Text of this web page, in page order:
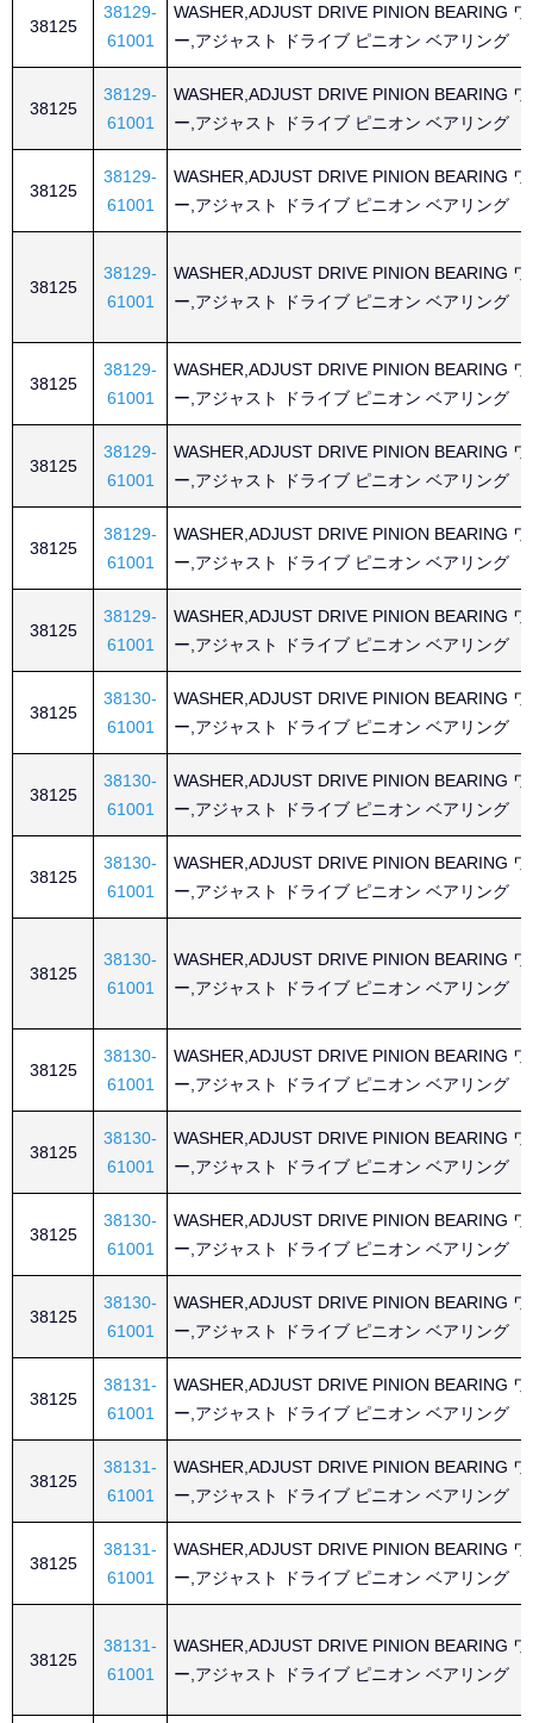
38125
38129-
61001
WASHER,ADJUST DRIVE PINION BEARING
ー,アジャスト ドライブ ピニオン ベアリング
38125
38129-
61001
WASHER,ADJUST DRIVE PINION BEARING
ー,アジャスト ドライブ ピニオン ベアリング
38125
38129-
61001
WASHER,ADJUST DRIVE PINION BEARING
ー,アジャスト ドライブ ピニオン ベアリング
38125
38129-
61001
WASHER,ADJUST DRIVE PINION BEARING
ー,アジャスト ドライブ ピニオン ベアリング
38125
38129-
61001
WASHER,ADJUST DRIVE PINION BEARING
ー,アジャスト ドライブ ピニオン ベアリング
38125
38129-
61001
WASHER,ADJUST DRIVE PINION BEARING
ー,アジャスト ドライブ ピニオン ベアリング
38125
38129-
61001
WASHER,ADJUST DRIVE PINION BEARING
ー,アジャスト ドライブ ピニオン ベアリング
38125
38129-
61001
WASHER,ADJUST DRIVE PINION BEARING
ー,アジャスト ドライブ ピニオン ベアリング
38125
38130-
61001
WASHER,ADJUST DRIVE PINION BEARING
ー,アジャスト ドライブ ピニオン ベアリング
38125
38130-
61001
WASHER,ADJUST DRIVE PINION BEARING
ー,アジャスト ドライブ ピニオン ベアリング
38125
38130-
61001
WASHER,ADJUST DRIVE PINION BEARING
ー,アジャスト ドライブ ピニオン ベアリング
38125
38130-
61001
WASHER,ADJUST DRIVE PINION BEARING
ー,アジャスト ドライブ ピニオン ベアリング
38125
38130-
61001
WASHER,ADJUST DRIVE PINION BEARING
ー,アジャスト ドライブ ピニオン ベアリング
38125
38130-
61001
WASHER,ADJUST DRIVE PINION BEARING
ー,アジャスト ドライブ ピニオン ベアリング
38125
38130-
61001
WASHER,ADJUST DRIVE PINION BEARING
ー,アジャスト ドライブ ピニオン ベアリング
38125
38130-
61001
WASHER,ADJUST DRIVE PINION BEARING
ー,アジャスト ドライブ ピニオン ベアリング
38125
38131-
61001
WASHER,ADJUST DRIVE PINION BEARING
ー,アジャスト ドライブ ピニオン ベアリング
38125
38131-
61001
WASHER,ADJUST DRIVE PINION BEARING
ー,アジャスト ドライブ ピニオン ベアリング
38125
38131-
61001
WASHER,ADJUST DRIVE PINION BEARING
ー,アジャスト ドライブ ピニオン ベアリング
38125
38131-
61001
WASHER,ADJUST DRIVE PINION BEARING
ー,アジャスト ドライブ ピニオン ベアリング